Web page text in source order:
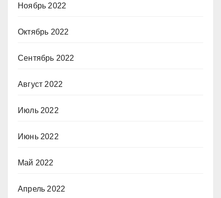
Ноябрь 2022
Октябрь 2022
Сентябрь 2022
Август 2022
Июль 2022
Июнь 2022
Май 2022
Апрель 2022